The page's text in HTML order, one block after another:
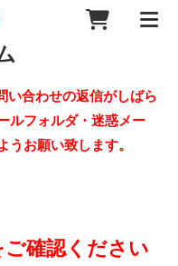
合わせの返信がしばら
ルフォルダ・迷惑メー
お願い致します。
確認ください